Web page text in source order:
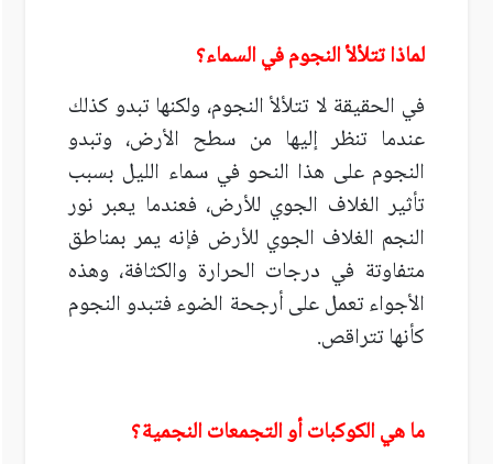
لماذا تتلألأ النجوم في السماء؟
في الحقيقة لا تتلألأ النجوم، ولكنها تبدو كذلك
عندما تنظر إليها من سطح الأرض، وتبدو
النجوم على هذا النحو في سماء الليل بسبب
تأثير الغلاف الجوي للأرض، فعندما يعبر نور
النجم الغلاف الجوي للأرض فإنه يمر بمناطق
متفاوتة في درجات الحرارة والكثافة، وهذه
الأجواء تعمل على أرجحة الضوء فتبدو النجوم
كأنها تتراقص.
ما هي الكوكبات أو التجمعات النجمية؟